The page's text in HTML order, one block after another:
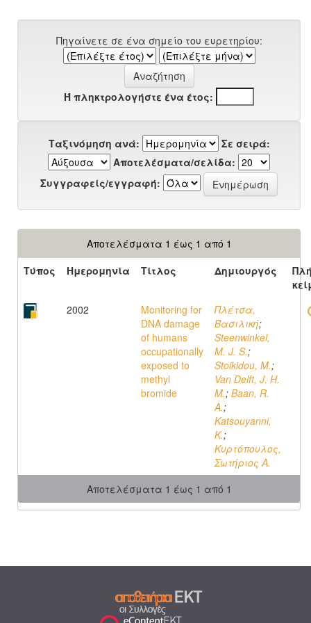
Πηγαίνετε σε ένα σημείο του ευρετηρίου:
Ή πληκτρολογήστε ένα έτος:
Ταξινόμηση ανά:
Σε σειρά:
Αποτελέσματα/σελίδα:
Συγγραφείς/εγγραφή:
Αποτελέσματα 1 έως 1 από 1
Τύπος
Ημερομηνία Τίτλος Δημιουργός
2002
Monitoring for
DNA damage
of humans
occupationally
exposed to
methyl
bromide
Πλέτσα,
Βασιλική;
Steenwinkel,
M. J. S.;
Stoikidou, M.;
Van Delft, J. H.
M.; Baan, R.
A.;
Katsouyanni,
K.;
Κυρτόπουλος,
Σωτήριος Α.
Αποτελέσματα 1 έως 1 από 1